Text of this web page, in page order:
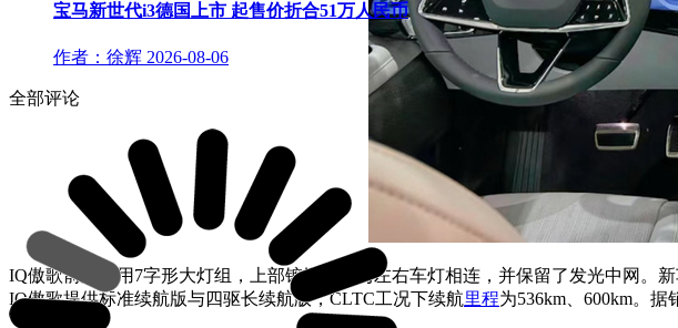
IQ傲歌前脸采用7字形大灯组，上部镀铬饰条与左右车灯相连，并保留了发光中网。
IQ傲歌提供标准续航版与四驱长续航版，CLTC工况下续航里程为536km、600km。据
宝马新世代i3德国上市 起售价折合51万人民币
作者：徐辉 2026-08-06
全部评论